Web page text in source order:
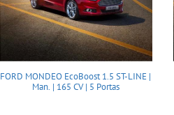
FORD MONDEO EcoBoost 1.5 ST-LINE |
Man. | 165 CV | 5 Portas